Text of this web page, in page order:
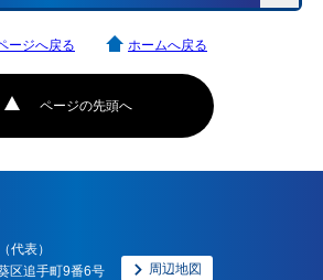
ページの先頭へ
ージへ戻る ホームへ戻る
代表）
区追手町9番6号
周辺地図